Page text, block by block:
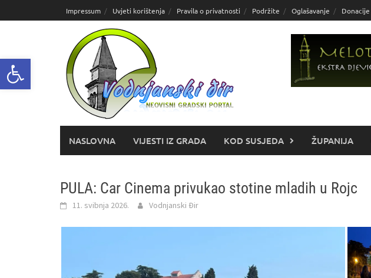
Open toolbar
do
Impressum Uvjeti korištenja Pravila o privatnosti Podržite Oglašavanje Donacije
NASLOVNA VIJESTI IZ GRADA KOD SUSJEDA ŽUPANIJA
PULA: Car Cinema privukao stotine mladih u Rojc
11. svibnja 2026. Vodnjanski Đir